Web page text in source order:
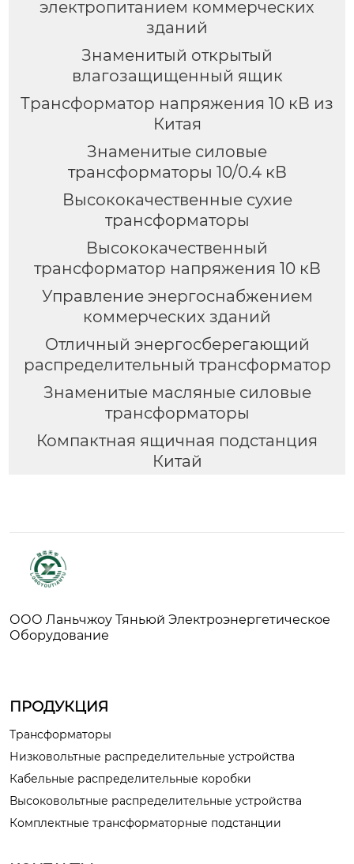
электропитанием коммерческих
зданий
Знаменитый открытый
влагозащищенный ящик
Трансформатор напряжения 10 кВ из
Китая
Знаменитые силовые
трансформаторы 10/0.4 кВ
Высококачественные сухие
трансформаторы
Высококачественный
трансформатор напряжения 10 кВ
Управление энергоснабжением
коммерческих зданий
Отличный энергосберегающий
распределительный трансформатор
Знаменитые масляные силовые
трансформаторы
Компактная ящичная подстанция
Китай
ООО Ланьчжоу Тяньюй Электроэнергетическое
Оборудование
ПРОДУКЦИЯ
Трансформаторы
Низковольтные распределительные устройства
Кабельные распределительные коробки
Высоковольтные распределительные устройства
Комплектные трансформаторные подстанции